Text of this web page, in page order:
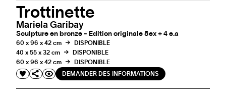
Trottinette
Mariela Garibay
Sculpture en bronze - Edition originale 8ex + 4 e.a
60 x 96 x 42 cm
DISPONIBLE
40 x 55 x 32 cm
DISPONIBLE
60 x 96 x 42 cm
DISPONIBLE
DEMANDER DES INFORMATIONS